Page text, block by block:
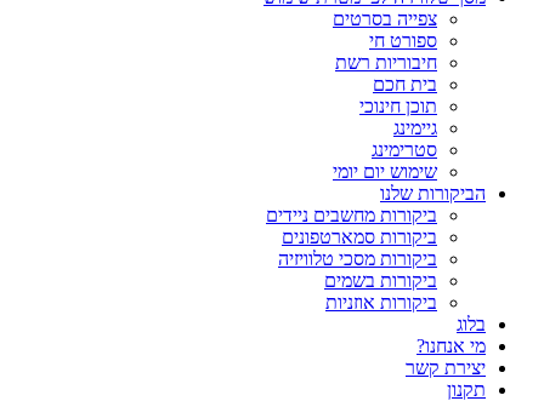
צפייה בסרטים
ספורט חי
חיבוריות רשת
בית חכם
תוכן חינוכי
גיימינג
סטרימינג
שימוש יום יומי
הביקורות שלנו
ביקורות מחשבים ניידים
ביקורות סמארטפונים
ביקורות מסכי טלוויזיה
ביקורות בשמים
ביקורות אוזניות
בלוג
מי אנחנו?
יצירת קשר
תקנון